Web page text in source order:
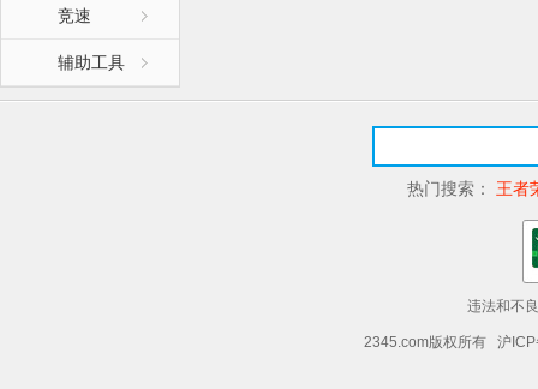
竞速
辅助工具
热门搜索： 王者
违法和不
2345.com版权所有 沪